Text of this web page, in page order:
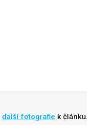
další fotografie k